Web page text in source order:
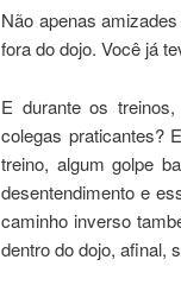
Não apenas
fora do dojo. Você já
E durante os
colegas praticantes?
treino, algum golpe
desentendimento e
caminho inverso
dentro do dojo, afinal,